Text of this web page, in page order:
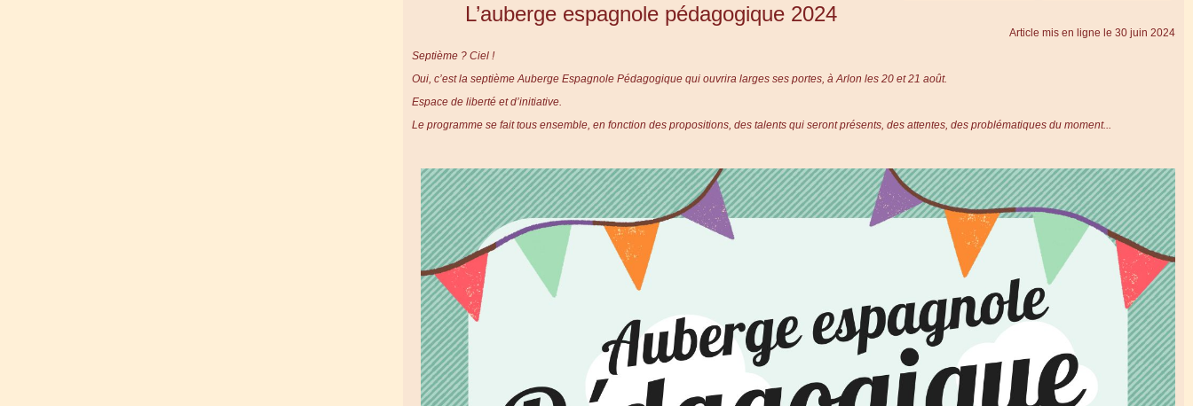
L’auberge espagnole pédagogique 2024
Article mis en ligne le 30 juin 2024
Septième ? Ciel !
Oui, c’est la septième Auberge Espagnole Pédagogique qui ouvrira larges ses portes, à Arlon les 20 et 21 août.
Espace de liberté et d’initiative.
Le programme se fait tous ensemble, en fonction des propositions, des talents qui seront présents, des attentes, des problématiques du moment...